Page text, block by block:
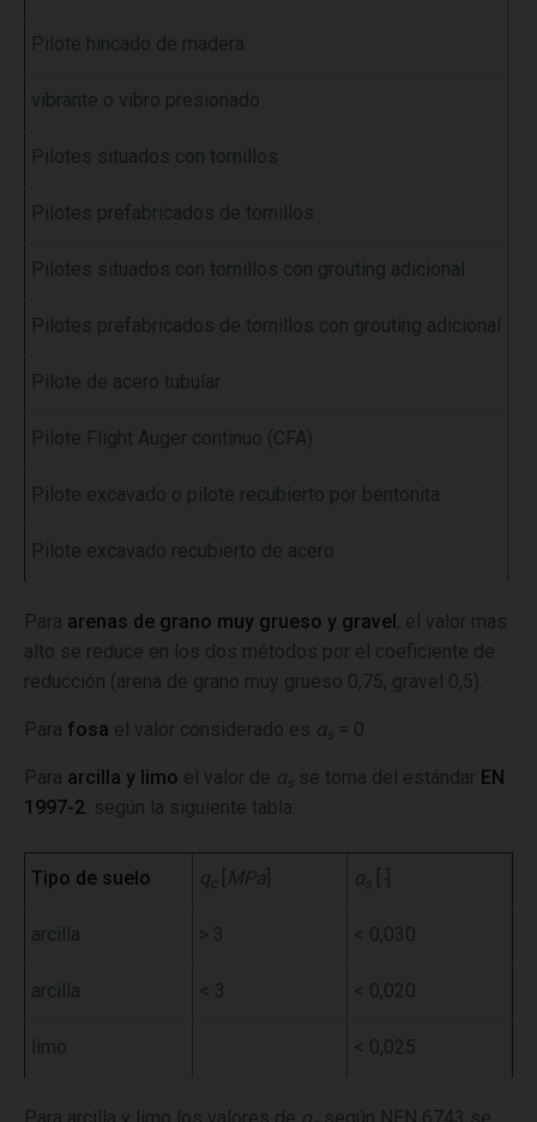
Pilote hincado de madera
vibrante o vibro presionado
Pilotes situados con tornillos
Pilotes prefabricados de tornillos
Pilotes situados con tornillos con grouting adicional
Pilotes prefabricados de tornillos con grouting adicional
Pilote de acero tubular
Pilote Flight Auger continuo (CFA)
Pilote excavado o pilote recubierto por bentonita
Pilote excavado recubierto de acero
Para arenas de grano muy grueso y gravel, el valor mas
alto se reduce en los dos métodos por el coeficiente de
reducción (arena de grano muy grueso 0,75, gravel 0,5).
Para fosa el valor considerado es αs = 0.
Para arcilla y limo el valor de αs se toma del estándar EN
1997-2 . según la siguiente tabla:
Tipo de suelo q MPa αs
arcilla > 3 < 0,030
arcilla < 3 < 0,020
limo < 0,025